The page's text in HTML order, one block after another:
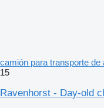
camión para transporte de
15
Ravenhorst - Day-old